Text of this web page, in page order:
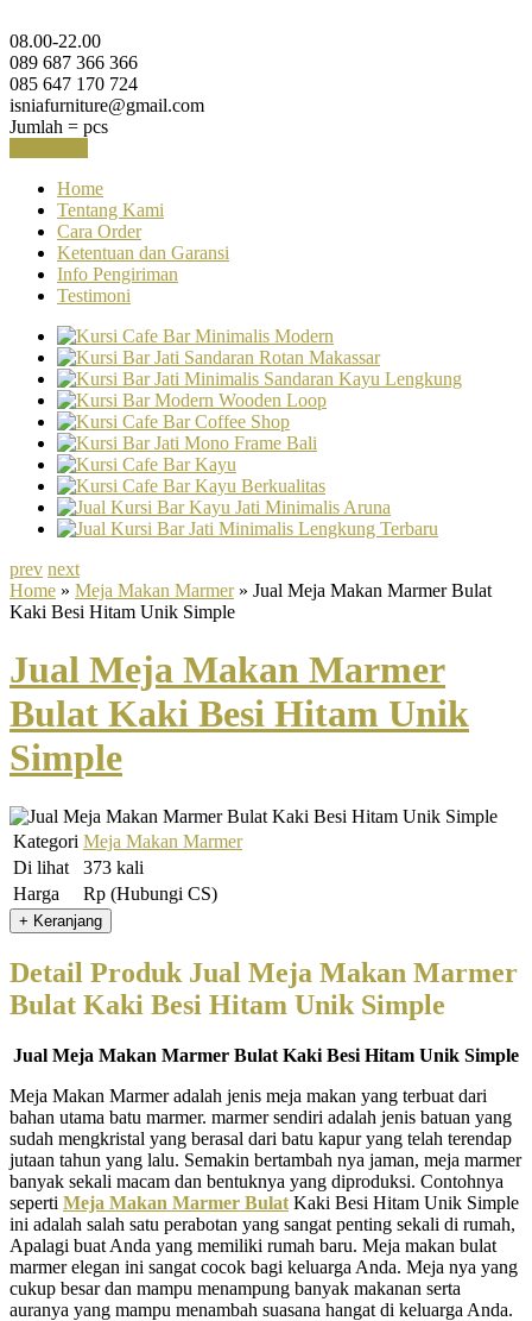
08.00-22.00
089 687 366 366
085 647 170 724
isniafurniture@gmail.com
Jumlah = pcs
Home
Tentang Kami
Cara Order
Ketentuan dan Garansi
Info Pengiriman
Testimoni
prev next
Home » Meja Makan Marmer» Jual Meja Makan Marmer Bulat
Kaki Besi Hitam Unik Simple
Jual Meja Makan Marmer
Bulat Kaki Besi Hitam Unik
Simple
Kategori Meja Makan Marmer
Di lihat
373 kali
Harga
Rp (Hubungi CS)
Detail Produk Jual Meja Makan Marmer
Bulat Kaki Besi Hitam Unik Simple
Jual Meja Makan Marmer Bulat Kaki Besi Hitam Unik Simple
Meja Makan Marmer adalah jenis meja makan yang terbuat dari
bahan utama batu marmer. marmer sendiri adalah jenis batuan yang
sudah mengkristal yang berasal dari batu kapur yang telah terendap
jutaan tahun yang lalu. Semakin bertambah nya jaman, meja marmer
banyak sekali macam dan bentuknya yang diproduksi. Contohnya
seperti Meja Makan Marmer Bulat Kaki Besi Hitam Unik Simple
ini adalah salah satu perabotan yang sangat penting sekali di rumah,
Apalagi buat Anda yang memiliki rumah baru. Meja makan bulat
marmer elegan ini sangat cocok bagi keluarga Anda. Meja nya yang
cukup besar dan mampu menampung banyak makanan serta
auranya yang mampu menambah suasana hangat di keluarga Anda.